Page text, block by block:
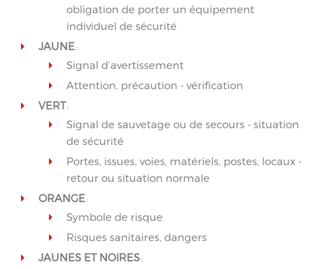
obligation de porter un équipement
individuel de sécurité
JAUNE:
Signal d’avertissement
Attention, précaution - vérification
VERT:
Signal de sauvetage ou de secours - situation
de sécurité
Portes, issues, voies, matériels, postes, locaux -
retour ou situation normale
ORANGE:
Symbole de risque
Risques sanitaires, dangers
JAUNES ET NOIRES: